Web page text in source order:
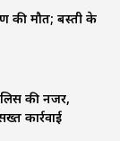
की मौत; बस्ती के
की नजर,
कार्रवाई